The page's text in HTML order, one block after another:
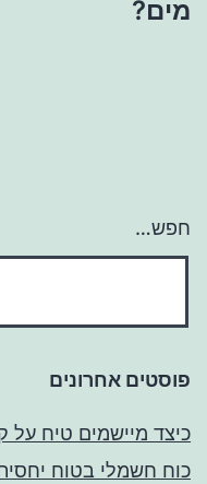
מים?
חפש…
פוסטים אחרונים
כיצד מיישמים טיח על
כוח חשמלי בטוח